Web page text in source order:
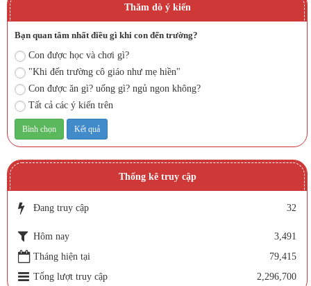
Thăm dò ý kiến
Bạn quan tâm nhất điều gì khi con đến trường?
Con được học và chơi gì?
"Khi đến trường cô giáo như mẹ hiền"
Con được ăn gì? uống gì? ngủ ngon không?
Tất cả các ý kiến trên
Thống kê truy cập
Đang truy cập 32
Hôm nay
3,491
Tháng hiện tại
79,415
Tổng lượt truy cập
2,296,700